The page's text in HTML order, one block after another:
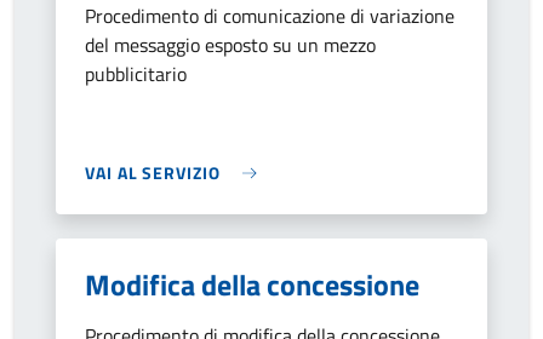
Procedimento di comunicazione di variazione
del messaggio esposto su un mezzo
pubblicitario
VAI AL SERVIZIO
Modifica della concessione